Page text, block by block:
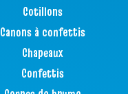
Cotillons
Canons à confettis
Chapeaux
Confettis